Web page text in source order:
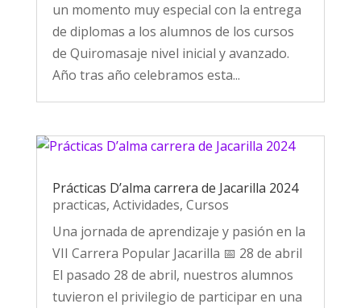
un momento muy especial con la entrega
de diplomas a los alumnos de los cursos
de Quiromasaje nivel inicial y avanzado.
Año tras año celebramos esta...
Prácticas D’alma carrera de Jacarilla 2024
practicas, Actividades, Cursos
Una jornada de aprendizaje y pasión en la
VII Carrera Popular Jacarilla 📅 28 de abril
El pasado 28 de abril, nuestros alumnos
tuvieron el privilegio de participar en una